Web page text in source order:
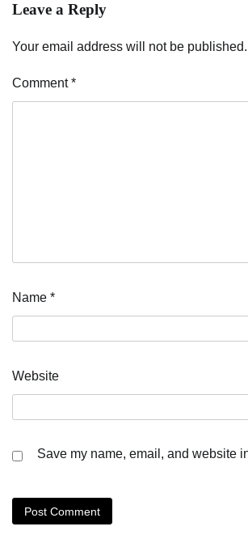
Leave a Reply
Your email address will not be published.
Comment*
Name *
Website
Save my name, email, and website